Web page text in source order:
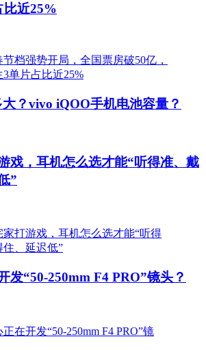
比近25%
？vivo iQOO手机电池容量？
戏，耳机怎么选才能“听得准、戴
”
发“50-250mm F4 PRO”镜头？